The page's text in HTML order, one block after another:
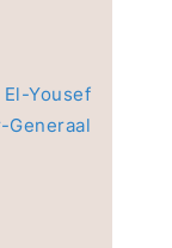
El-Yousef
Generaal